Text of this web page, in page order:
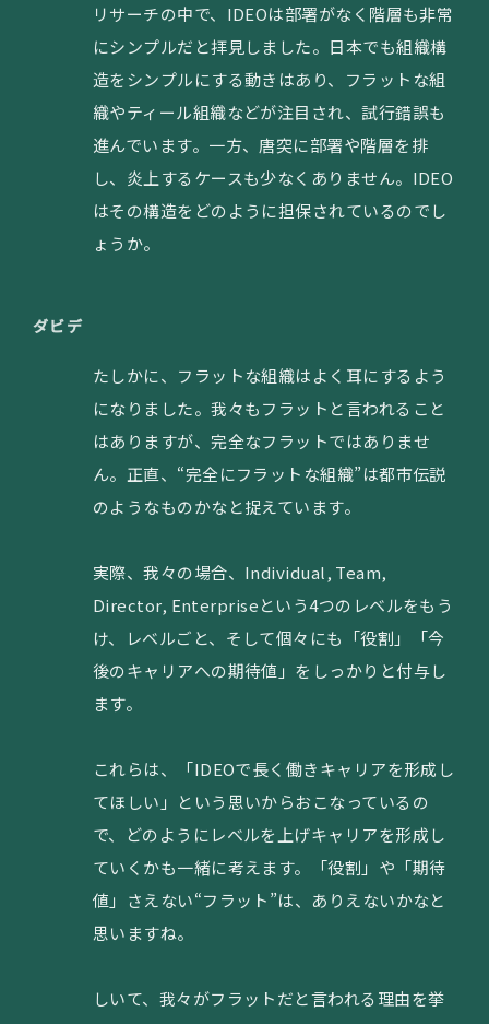
リサーチの中で、IDEOは部署がなく階層も非常
にシンプルだと拝見しました。日本でも組織構
造をシンプルにする動きはあり、フラットな組
織やティール組織などが注目され、試行錯誤も
進んでいます。一方、唐突に部署や階層を排
し、炎上するケースも少なくありません。IDEO
はその構造をどのように担保されているのでし
ょうか。
ダビデ
たしかに、フラットな組織はよく耳にするよう
になりました。我々もフラットと言われること
はありますが、完全なフラットではありませ
ん。正直、“完全にフラットな組織”は都市伝説
のようなものかなと捉えています。
実際、我々の場合、Individual, Team,
Director, Enterpriseという4つのレベルをもう
け、レベルごと、そして個々にも「役割」「今
後のキャリアへの期待値」をしっかりと付与し
ます。
これらは、「IDEOで長く働きキャリアを形成し
てほしい」という思いからおこなっているの
で、どのようにレベルを上げキャリアを形成し
ていくかも一緒に考えます。「役割」や「期待
値」さえない“フラット”は、ありえないかなと
思いますね。
しいて、我々がフラットだと言われる理由を挙